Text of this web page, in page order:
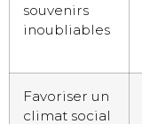
souvenirs
inoubliables
Favoriser un
climat social